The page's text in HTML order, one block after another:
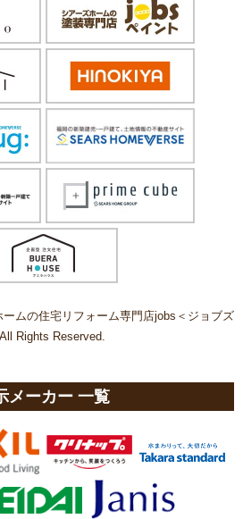
ムの住宅リフォーム専門店jobs＜ジョブズ
Rights Reserved.
メーカー 一覧